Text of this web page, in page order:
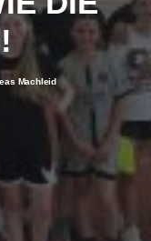
Machleid